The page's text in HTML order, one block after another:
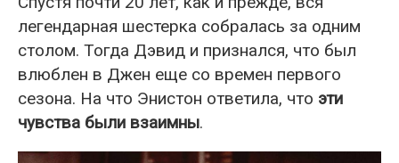
легендарная шестерка собралась за одним
столом. Тогда Дэвид и признался, что был
влюблен в Джен еще со времен первого
сезона. На что Энистон ответила, что эти
чувства были взаимны.